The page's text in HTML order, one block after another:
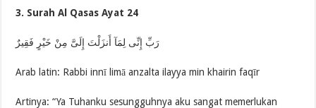
3. Surah Al Qasas Ayat 24
رَبِّ إِنِّى لِمَآ أَنزَلْتَ إِلَىَّ مِنْ خَيْرٍ فَقِيرٌ
Arab latin: Rabbi innī limā anzalta ilayya min khairin faqīr
Artinya: “Ya Tuhanku sesungguhnya aku sangat memerlukan